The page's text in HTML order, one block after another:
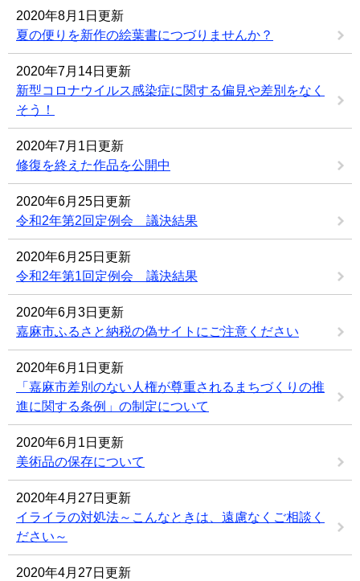
2020年8月1日更新
夏の便りを新作の絵葉書につづりませんか？
2020年7月14日更新
新型コロナウイルス感染症に関する偏見や差別をなく
そう！
2020年7月1日更新
修復を終えた作品を公開中
2020年6月25日更新
令和2年第2回定例会 議決結果
2020年6月25日更新
令和2年第1回定例会 議決結果
2020年6月3日更新
嘉麻市ふるさと納税の偽サイトにご注意ください
2020年6月1日更新
「嘉麻市差別のない人権が尊重されるまちづくりの推
進に関する条例」の制定について
2020年6月1日更新
美術品の保存について
2020年4月27日更新
イライラの対処法～こんなときは、遠慮なくご相談く
ださい～
2020年4月27日更新